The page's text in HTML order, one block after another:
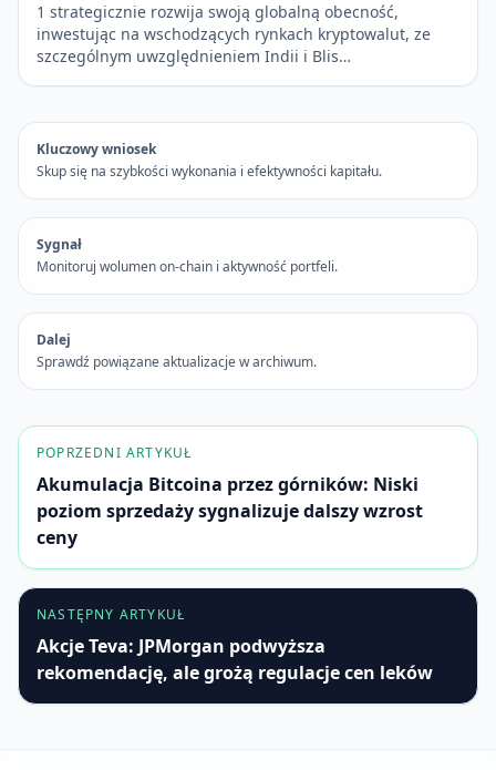
1 strategicznie rozwija swoją globalną obecność,
inwestując na wschodzących rynkach kryptowalut, ze
szczególnym uwzględnieniem Indii i Blis…
Kluczowy wniosek
Skup się na szybkości wykonania i efektywności kapitału.
Sygnał
Monitoruj wolumen on-chain i aktywność portfeli.
Dalej
Sprawdź powiązane aktualizacje w archiwum.
POPRZEDNI ARTYKUŁ
Akumulacja Bitcoina przez górników: Niski
poziom sprzedaży sygnalizuje dalszy wzrost
ceny
NASTĘPNY ARTYKUŁ
Akcje Teva: JPMorgan podwyższa
rekomendację, ale grożą regulacje cen leków